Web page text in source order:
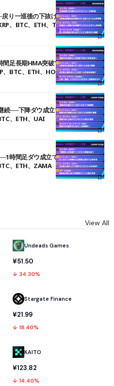
り一巡後の下抜けで0.95ドルを試
、BTC、ETH、TAKE
足長期HMA突破で雲下端を目指す
、BTC、ETH、HOME
続──下降ダウ成立で下値追う展開
、ETH、UAI
時間足ダウ成立で1.185ドルを狙う
、ETH、ZAMA
View All
Undeads Games
¥51.50
↓ 34.30%
Stargate Finance
¥21.99
↓ 18.40%
KAITO
¥123.82
↓ 14.40%